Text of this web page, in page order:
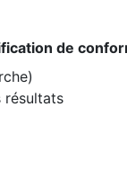
de
résultats